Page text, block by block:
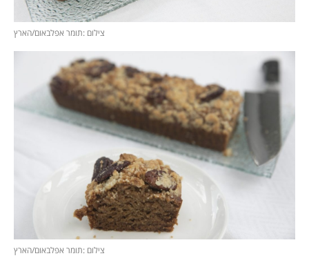
צילום :תומר אפלבאום/הארץ
צילום :תומר אפלבאום/הארץ